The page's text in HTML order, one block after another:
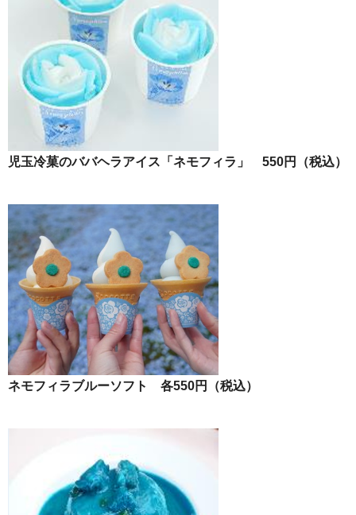
児玉冷菓のババヘラアイス「ネモフィラ」 550円（税込）
ネモフィラブルーソフト 各550円（税込）